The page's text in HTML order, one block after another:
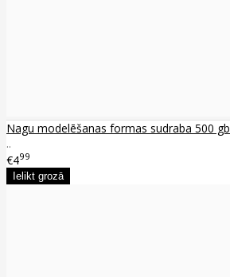
Nagu modelēšanas formas sudraba 500 gb
..
€499